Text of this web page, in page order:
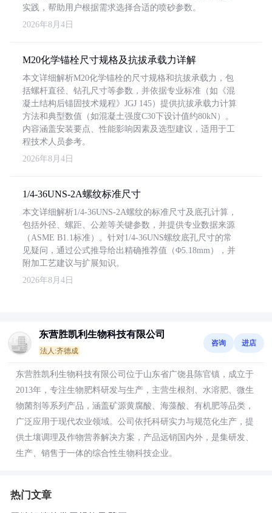
实践，帮助用户根据需求选择合适的喷砂参数。
2026年8月4日
M20化学锚栓尺寸规格及抗拔承载力详解
本文详细解析M20化学锚栓的尺寸规格和抗拔承载力，包
括螺杆直径、钻孔尺寸等参数，并依据专业标准（如《混
凝土结构后锚固技术规程》JGJ 145）提供抗拔承载力计算
方法和典型数值（如混凝土强度C30下设计值约80kN）。
内容涵盖安装要点、性能影响因素及选型建议，适用于工
程技术人员参考。
2026年8月4日
1/4-36UNS-2A螺纹标准尺寸
本文详细解析1/4-36UNS-2A螺纹的标准尺寸及底孔计算，
包括外径、螺距、公差等关键参数，并提供专业数据来源
（ASME B1.1标准）。针对1/4-36UNS螺纹底孔尺寸的常
见疑问，通过公式推导给出精确推荐值（Φ5.18mm），并
附加工艺建议与扩展知识。
2026年8月4日
东营胜凯利生物科技有限公司
法人:齐德成
咨询 进店
东营胜凯利生物科技有限公司位于山东省广饶县陈官镇，成立于
2013年，专注生物肥料研发与生产，主营生根剂、水溶肥、微生
物菌剂等系列产品，涵盖矿源黄腐酸、海藻酸、有机肥等品类，
广泛应用于现代农业领域。公司依托科研实力与规范化生产，提
供土壤调理及作物营养解决方案，产品远销国内外，是集研发、
生产、销售于一体的综合性生物科技企业。
热门文章